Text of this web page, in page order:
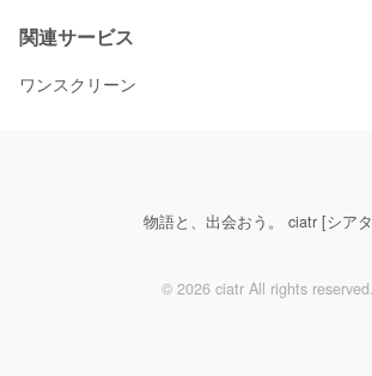
関連サービス
ワンスクリーン
物語と、出会おう。 ciatr [シア
© 2026 ciatr All rights reserved.